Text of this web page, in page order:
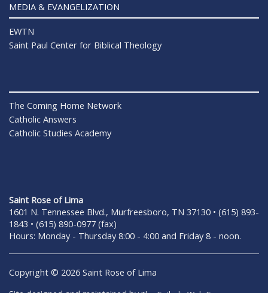
MEDIA & EVANGELIZATION
EWTN
Saint Paul Center for Biblical Theology
The Coming Home Network
Catholic Answers
Catholic Studies Academy
Saint Rose of Lima
1601 N. Tennessee Blvd., Murfreesboro, TN 37130 • (615) 893-
1843 • (615) 890-0977 (fax)
Hours: Monday - Thursday 8:00 - 4:00 and Friday 8 - noon.
Copyright © 2026 Saint Rose of Lima